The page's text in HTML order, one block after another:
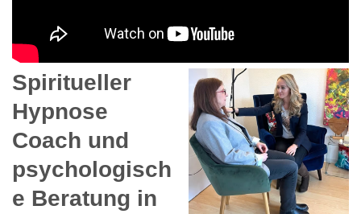
Spiritueller
Hypnose
Coach und
psychologisch
e Beratung in